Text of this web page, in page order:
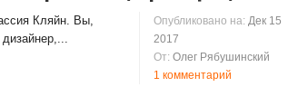
Кляйн. Вы,
Опубликовано на: Дек 15
2017
От: Олег Рябушинский
1 комментарий